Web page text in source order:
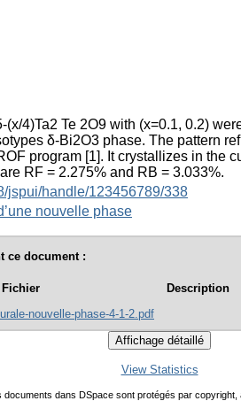
4)Ta2 Te 2O9 with (x=0.1, 0.2)
δ-Bi2O3 phase. The pattern
program [1]. It crystallizes in the
RF = 2.275% and RB = 3.033%.
jspui/handle/123456789/338
nouvelle phase
ce document :
Fichier Description
nouvelle-phase-4-1-2.pdf
View Statistics
documents dans DSpace sont protégés par copyright,